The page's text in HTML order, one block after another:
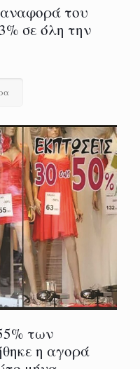
του
σε όλη την
των
η αγορά